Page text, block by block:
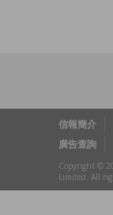
信報簡介
廣告查詢
Copyright ©
Limited. All